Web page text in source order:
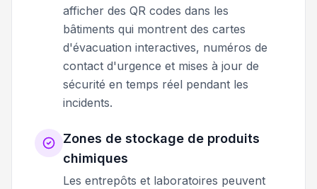
afficher des QR codes dans les
bâtiments qui montrent des cartes
d'évacuation interactives, numéros de
contact d'urgence et mises à jour de
sécurité en temps réel pendant les
incidents.
Zones de stockage de produits
chimiques
Les entrepôts et laboratoires peuvent